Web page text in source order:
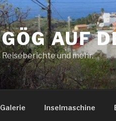
GÖG AUF
Reiseberichte und mehr.
Galerie Inselmaschine